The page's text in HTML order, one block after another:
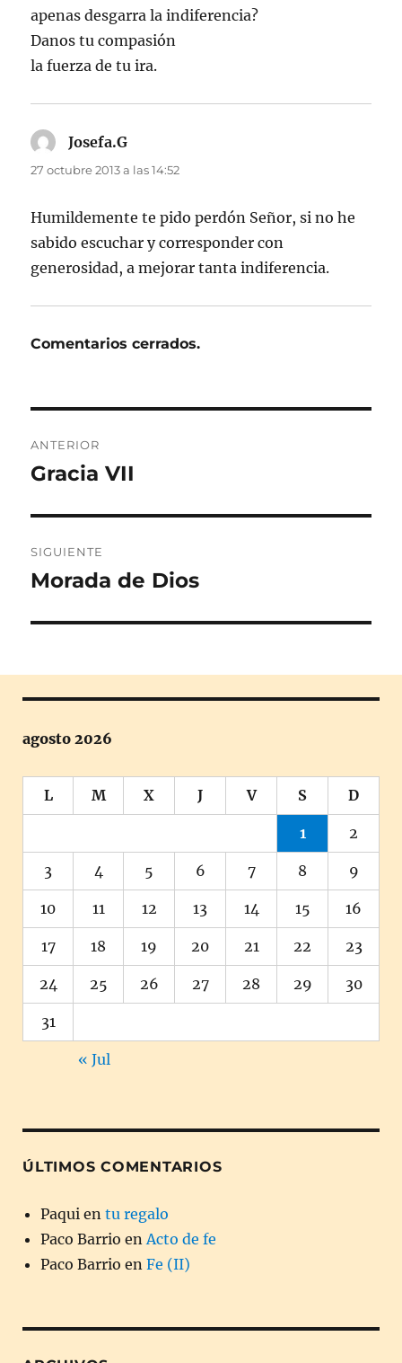
apenas desgarra la indiferencia?
Danos tu compasión
la fuerza de tu ira.
Josefa.G
27 octubre 2013 a las 14:52
Humildemente te pido perdón Señor, si no he
sabido escuchar y corresponder con
generosidad, a mejorar tanta indiferencia.
Comentarios cerrados.
de
ANTERIOR
Entrada
Gracia VII
SIGUIENTE
Entrada
Morada de Dios
agosto 2026
L M X J V S D
1 2
3 4 5 6 7 8 9
10 11 12 13 14 15 16
17 18 19 20 21 22 23
24 25 26 27 28 29 30
31
« Jul
ÚLTIMOS COMENTARIOS
Paqui en tu regalo
Paco Barrio en Acto de fe
Paco Barrio en Fe (II)